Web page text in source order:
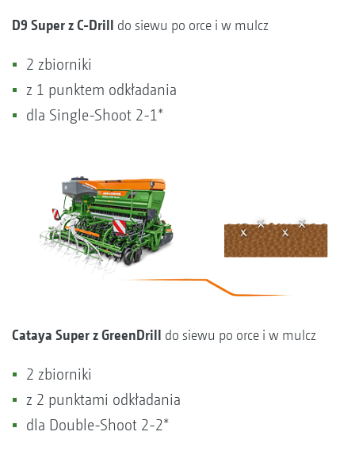
D9 Super z C-Drill do siewu po orce i w mulcz
2 zbiorniki
z 1 punktem odkładania
dla Single-Shoot 2-1*
Cataya Super z GreenDrill do siewu po orce i w mulcz
2 zbiorniki
z 2 punktami odkładania
dla Double-Shoot 2-2*